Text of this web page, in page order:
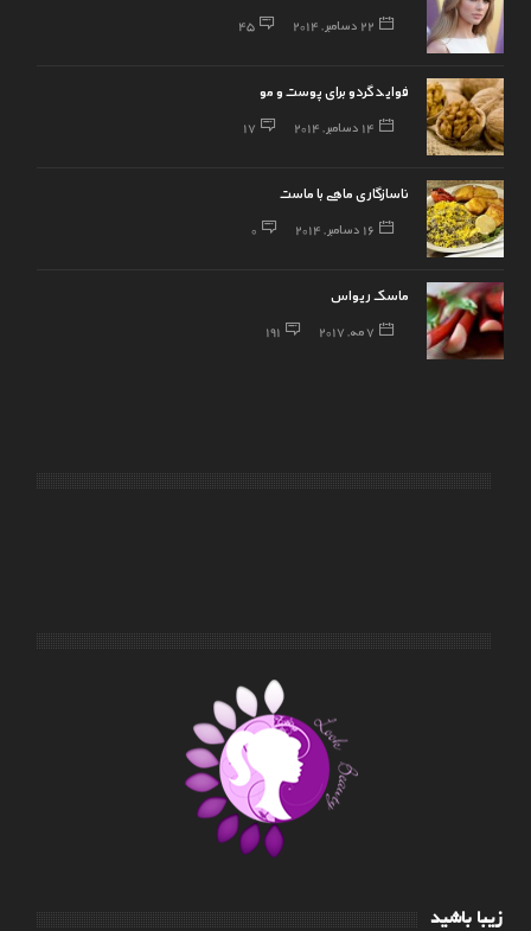
22 دسامبر, 2014 45
فواید گردو برای پوست و مو
14 دسامبر, 2014 17
ناسازگاری ماهی با ماست
16 دسامبر, 2014 0
ماسک ریواس
7 مه, 2017 191
زیبا باشید